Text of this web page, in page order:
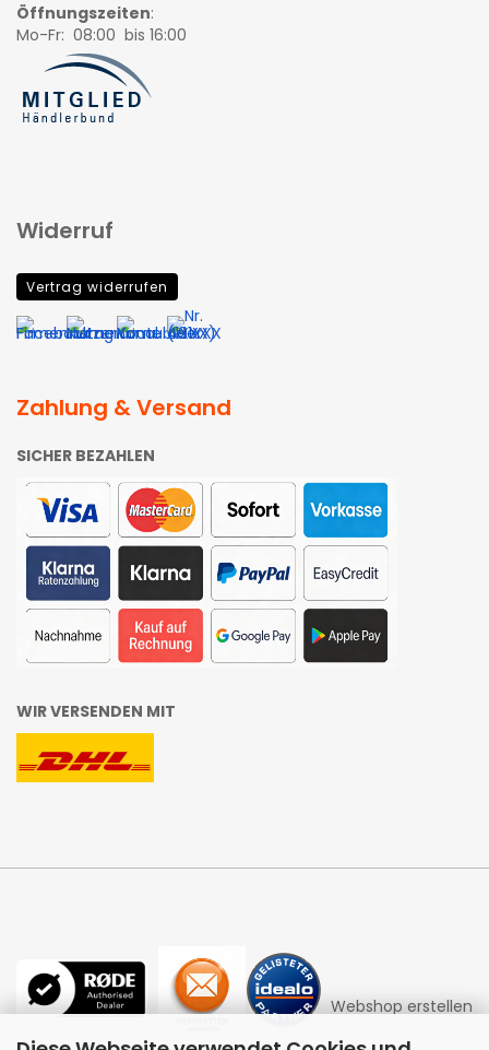
Öffnungszeiten:
Mo-Fr: 08:00 bis 16:00
Widerruf
Vertrag widerrufen
Zahlung & Versand
SICHER BEZAHLEN
WIR VERSENDEN MIT
Webshop erstellen